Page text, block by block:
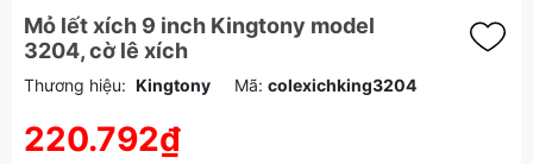
Mỏ lết xích 9 inch Kingtony model
3204, cờ lê xích
Thương hiệu: Kingtony Mã: colexichking3204
220.792₫